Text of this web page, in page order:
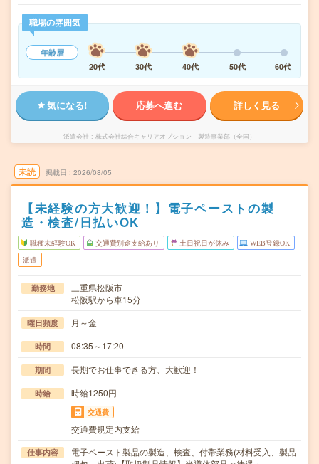
職場の雰囲気
年齢層
20代
30代 40代 50代 60代
気になる! 応募へ進む 詳しく見る
派遣会社 株式会社綜合キャリアオプション 製造事業部（全国）
未読 掲載日 2026/08/05
【未経験の方大歓迎！】電子ペーストの製
造・検査/日払いOK
職種未経験OK 交通費別途支給あり 土日祝日が休み WEB登録OK
派遣
勤務地
三重県松阪市
松阪駅から車15分
曜日頻度 月～金
時間 08:35～17:20
期間 長期でお仕事できる方、大歓迎！
時給 時給1250円
交通費
交通費規定内支給
仕事内容
電子ペースト製品の製造、検査、付帯業務(材料受入、製品